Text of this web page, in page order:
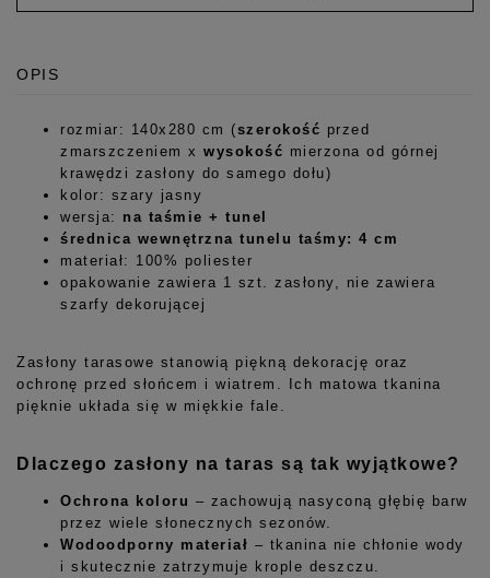
OPIS
rozmiar: 140x280 cm (szerokość przed
zmarszczeniem x wysokość mierzona od górnej
krawędzi zasłony do samego dołu)
kolor: szary jasny
wersja: na taśmie + tunel
średnica wewnętrzna tunelu taśmy: 4 cm
materiał: 100% poliester
opakowanie zawiera 1 szt. zasłony, nie zawiera
szarfy dekorującej
Zasłony tarasowe stanowią piękną dekorację oraz
ochronę przed słońcem i wiatrem. Ich matowa tkanina
pięknie układa się w miękkie fale.
Dlaczego zasłony na taras są tak wyjątkowe?
Ochrona koloru – zachowują nasyconą głębię barw
przez wiele słonecznych sezonów.
Wodoodporny materiał – tkanina nie chłonie wody
i skutecznie zatrzymuje krople deszczu.